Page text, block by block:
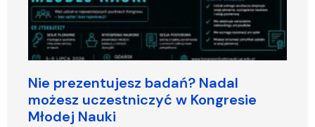
Nie prezentujesz badań? Nadal
możesz uczestniczyć w Kongresie
Młodej Nauki